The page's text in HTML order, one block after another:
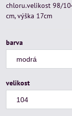
chloru.velikost 98/
cm, výška 17cm
barva
velikost